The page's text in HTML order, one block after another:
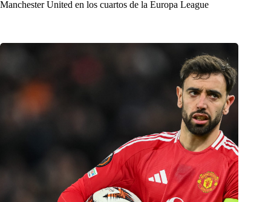
Manchester United en los cuartos de la Europa League